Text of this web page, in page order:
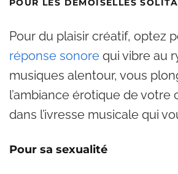
POUR LES DEMOISELLES
Pour du plaisir créatif, optez
réponse sonore qui vibre au
musiques alentour, vous
l’ambiance érotique de votre
dans l’ivresse musicale qui
Pour sa sexualité